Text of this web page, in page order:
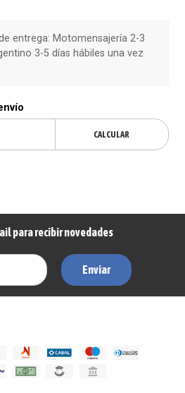
entrega: Motomensajería 2-3
3-5 días hábiles una vez
CALCULAR
para recibir novedades
Enviar